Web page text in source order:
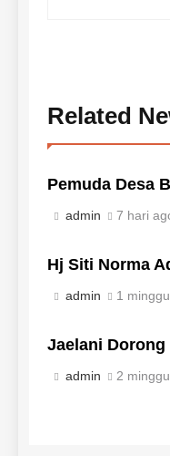
Related
Pemuda Desa
admin 7 hari
Hj Siti Norma
admin 1
Jaelani Dorong
admin 2